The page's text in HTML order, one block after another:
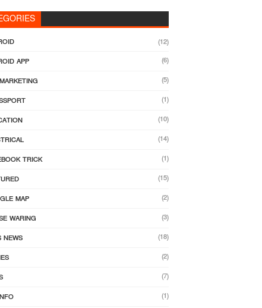
(12)
APP (6)
(5)
(1)
(10)
(14)
TRICK (1)
(15)
MAP (2)
WARING (3)
NEWS (18)
(2)
(7)
(1)